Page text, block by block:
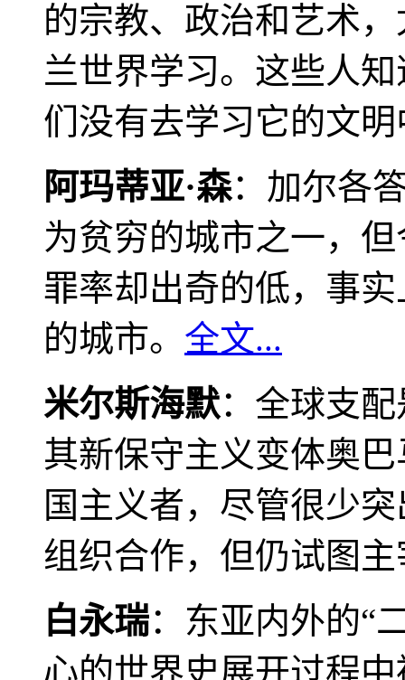
的宗教、政治和艺术
兰世界学习。这些人
们没有去学习它的文
阿玛蒂亚·森：加尔各
为贫穷的城市之一，
罪率却出奇的低，事
的城市。 全文...
米尔斯海默：全球支
其新保守主义变体奥
国主义者，尽管很少
组织合作，但仍试图
白永瑞：东亚内外的“
心的世界史展开过程